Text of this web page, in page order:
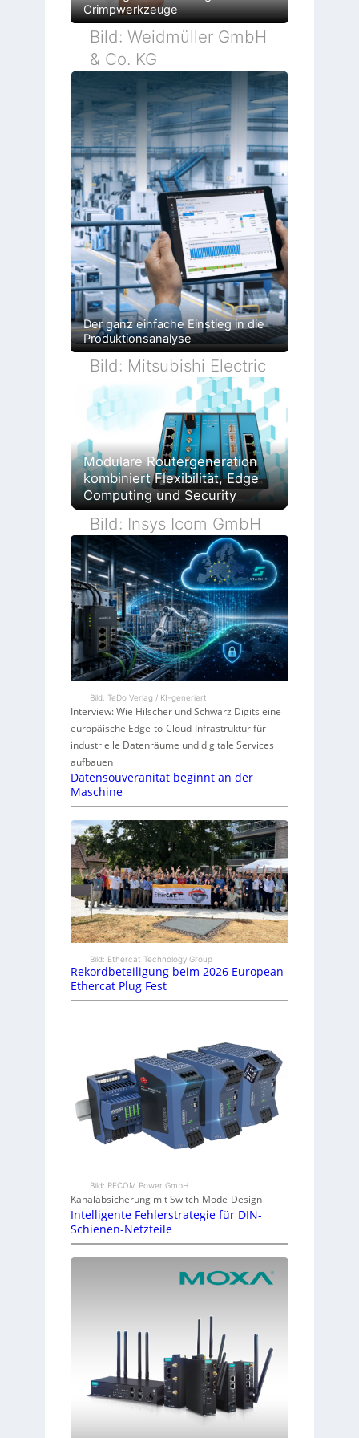
Crimpwerkzeuge
Bild: Weidmüller GmbH
& Co. KG
Der ganz einfache Einstieg in die
Produktionsanalyse
Bild: Mitsubishi Electric
Modulare Routergeneration
kombiniert Flexibilität, Edge
Computing und Security
Bild: Insys Icom GmbH
Bild: TeDo Verlag / KI-generiert
Interview: Wie Hilscher und Schwarz Digits eine
europäische Edge-to-Cloud-Infrastruktur für
industrielle Datenräume und digitale Services
aufbauen
Datensouveränität beginnt an der
Maschine
Bild: Ethercat Technology Group
Rekordbeteiligung beim 2026 European
Ethercat Plug Fest
Bild: RECOM Power GmbH
Kanalabsicherung mit Switch-Mode-Design
Intelligente Fehlerstrategie für DIN-
Schienen-Netzteile